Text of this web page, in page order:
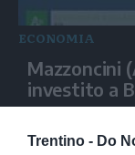
Trentino - Do
ECONOMIA
Mazzoncini
investito a